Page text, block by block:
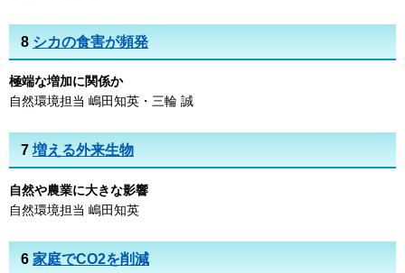
8 シカの食害が頻発
極端な増加に関係か
自然環境担当 嶋田知英・三輪 誠
7 増える外来生物
自然や農業に大きな影響
自然環境担当 嶋田知英
6 家庭でCO2を削減